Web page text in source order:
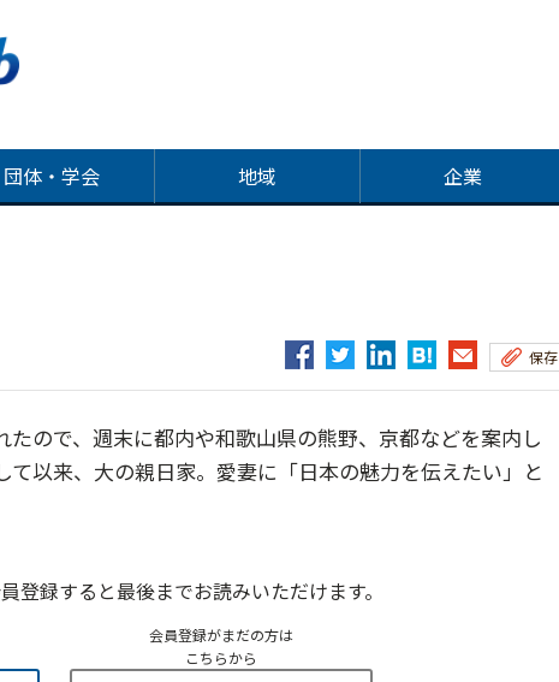
団体・学会 地域 企業
保存
ので、週末に都内や和歌山県の熊野、京都などを案内し
以来、大の親日家。愛妻に「日本の魅力を伝えたい」と
登録すると最後までお読みいただけます。
会員登録がまだの方は
こちらから